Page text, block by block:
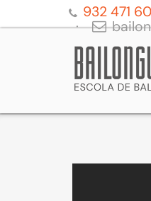
932 471